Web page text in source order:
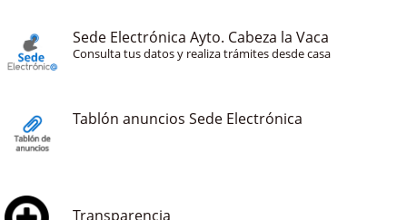
Sede Electrónica Ayto. Cabeza la Vaca
Consulta tus datos y realiza trámites desde casa
Tablón anuncios Sede Electrónica